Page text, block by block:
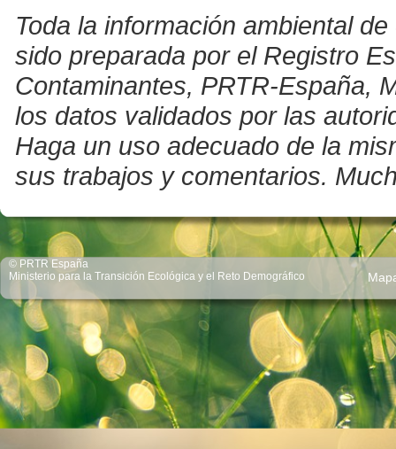
Toda la información ambiental
sido preparada por el Registro
Contaminantes, PRTR-España,
los datos validados por las
Haga un uso adecuado de la
sus trabajos y comentarios.
© PRTR España
Ministerio para la Transición Ecológica y el Reto Demográfico